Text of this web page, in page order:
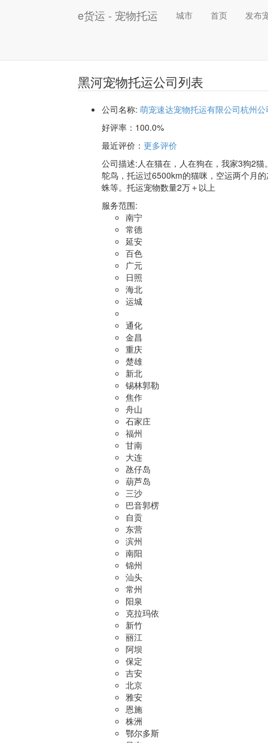
e货运 - 宠物托运 城市 首页 发布
黑河宠物托运公司列表
公司名称: 萌宠速达宠物托运有限公司杭州公
好评率： 100.0%
最近评价 ： 更多评价
公司描述:人在猫在，人在狗在，我家3狗2
鸵鸟，托运过6500km的猫咪，空运两个月
蛛等。托运宠物数量2万＋以上
服务范围:
南宁
常德
延安
百色
广元
日照
海北
运城
通化
金昌
重庆
楚雄
新北
锡林郭勒
焦作
舟山
石家庄
福州
甘南
大连
氹仔岛
葫芦岛
三沙
巴音郭楞
自贡
东营
滨州
南阳
锦州
汕头
常州
阳泉
克拉玛依
新竹
丽江
阿坝
保定
吉安
北京
雅安
恩施
株洲
鄂尔多斯